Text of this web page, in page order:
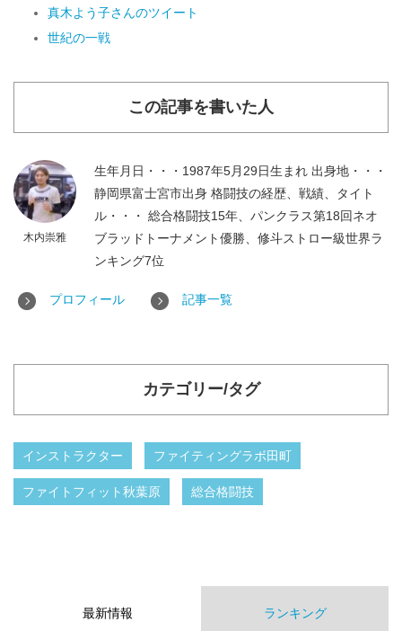
真木よう子さんのツイート
世紀の一戦
この記事を書いた人
木内崇雅
生年月日・・・1987年5月29日生まれ 出身地・・・
静岡県富士宮市出身 格闘技の経歴、戦績、タイト
ル・・・ 総合格闘技15年、パンクラス第18回ネオ
ブラッドトーナメント優勝、修斗ストロー級世界ラ
ンキング7位
プロフィール 記事一覧
カテゴリー/タグ
インストラクター ファイティングラボ田町
ファイトフィット秋葉原 総合格闘技
最新情報 ランキング